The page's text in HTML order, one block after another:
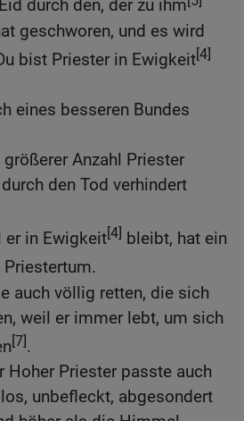
durch den, der zu ihm
geschworen, und es wird
bist Priester in Ewigkeit[4]
eines besseren Bundes
Anzahl Priester
den Tod verhindert
er in Ewigkeit[4] bleibt, hat ein
Priestertum.
auch völlig retten, die sich
weil er immer lebt, um sich
[7].
Hoher Priester passte auch
unbefleckt, abgesondert